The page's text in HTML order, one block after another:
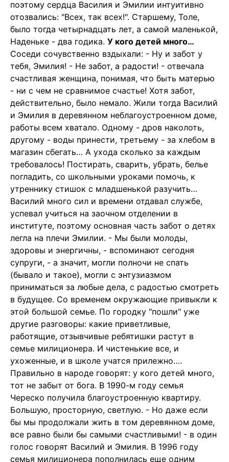
поэтому сердца Василия и Эмилии интуитивно
отозвались: "Всех, так всех!". Старшему, Толе,
было тогда четырнадцать лет, а самой маленькой,
Наденьке - два годика. У кого детей много…
Соседи сочувственно вздыхали: - Ну и забот у
тебя, Эмилия! - Не забот, а радости! - отвечала
счастливая женщина, понимая, что быть матерью
- ни с чем не сравнимое счастье! Хотя забот,
действительно, было немало. Жили тогда Василий
и Эмилия в деревянном неблагоустроенном доме,
работы всем хватало. Одному - дров наколоть,
другому - воды принести, третьему - за хлебом в
магазин сбегать… А ухода сколько за каждым
требовалось! Постирать, сварить, убрать, белье
погладить, со школьными уроками помочь, к
утреннику стишок с младшенькой разучить…
Василий много сил и времени отдавал службе,
успевал учиться на заочном отделении в
институте, поэтому основная часть забот о детях
легла на плечи Эмилии. - Мы были молоды,
здоровы и энергичны, - вспоминают сегодня
супруги, - а значит, могли полночи не спать
(бывало и такое), могли с энтузиазмом
приниматься за любые дела, с радостью смотреть
в будущее. Со временем окружающие привыкли к
этой большой семье. По городку "пошли" уже
другие разговоры: какие приветливые,
работящие, отзывчивые ребятишки растут в
семье милиционера. И чистенькие все, и
ухоженные, и в школе учатся прилежно….
Правильно в народе говорят: у кого детей много,
тот не забыт от бога. В 1990-м году семья
Череско получила благоустроенную квартиру.
Большую, просторную, светлую. - Но даже если
бы мы продолжали жить в том деревянном доме,
все равно были бы самыми счастливыми! - в один
голос говорят Василий и Эмилия. В 1996 году
семья милиционера пополнилась еще одним